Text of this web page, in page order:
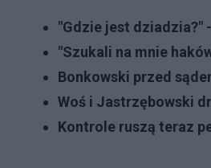
"Gdzie jest dziadzia?"
"Szukali na mnie
Bonkowski przed
Woś i Jastrzębowski
Kontrole ruszą teraz